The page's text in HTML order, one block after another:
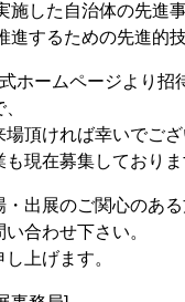
施した自治体の先進
進するための先進的
ホームページより招
頂ければ幸いでござ
現在募集しておりま
・出展のご関心のあ
合わせ下さい。
上げます。